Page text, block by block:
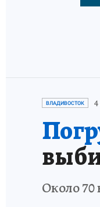
ВЛАДИВОСТОК
Около